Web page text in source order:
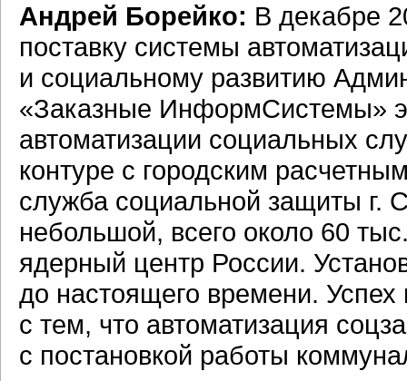
Андрей Борейко: В декабре
поставку системы
и социальному развитию
«Заказные ИнформСистемы»
автоматизации социальных
контуре с городским
служба социальной защиты г.
небольшой, всего около 60
ядерный центр России.
до настоящего времени. Успех
с тем, что автоматизация
с постановкой работы